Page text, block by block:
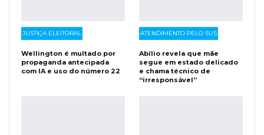
JUSTIÇA ELEITORAL
Wellington é multado por
propaganda antecipada
com IA e uso do número 22
ATENDIMENTO PELO SUS
Abílio revela que mãe
segue em estado delicado
e chama técnico de
“irresponsável”